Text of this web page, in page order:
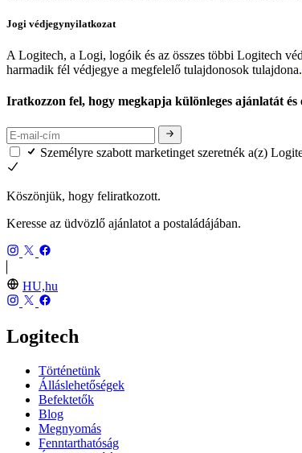
Jogi védjegynyilatkozat
A Logitech, a Logi, logóik és az összes többi Logitech
harmadik fél védjegye a megfelelő tulajdonosok tulajdona.
Iratkozzon fel, hogy megkapja különleges ajánlatát és
Személyre szabott marketinget szeretnék a(z)
Köszönjük, hogy feliratkozott.
Keresse az üdvözlő ajánlatot a postaládájában.
HU,hu
Logitech
Történetünk
Álláslehetőségek
Befektetők
Blog
Megnyomás
Fenntarthatóság